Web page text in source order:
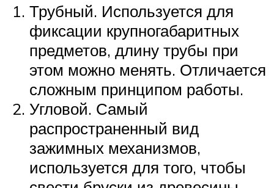
Трубный. Используется для
фиксации крупногабаритных
предметов, длину трубы при
этом можно менять. Отличается
сложным принципом работы.
Угловой. Самый
распространенный вид
зажимных механизмов,
используется для того, чтобы